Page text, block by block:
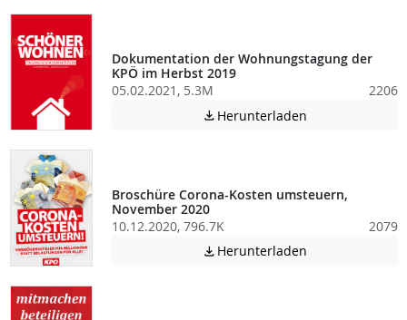
Dokumentation der Wohnungstagung der
KPÖ im Herbst 2019
05.02.2021, 5.3M
2206
 Herunterladen
Broschüre Corona-Kosten umsteuern,
November 2020
10.12.2020, 796.7K
2079
 Herunterladen